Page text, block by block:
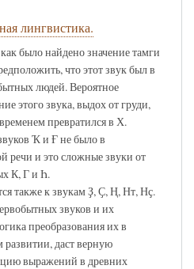
лингвистика.
было найдено значение тамги
что этот звук был в
людей. Вероятное
этого звука, выдох от груди,
превратился в Х.
Ҡ и Ғ не было в
речи и это сложные звуки от
К, Г и Һ.
также к звукам Ҙ, Ҫ, Ң, Нт, Нҫ.
звуков и их
преобразования их в
даст верную
выражений в древних